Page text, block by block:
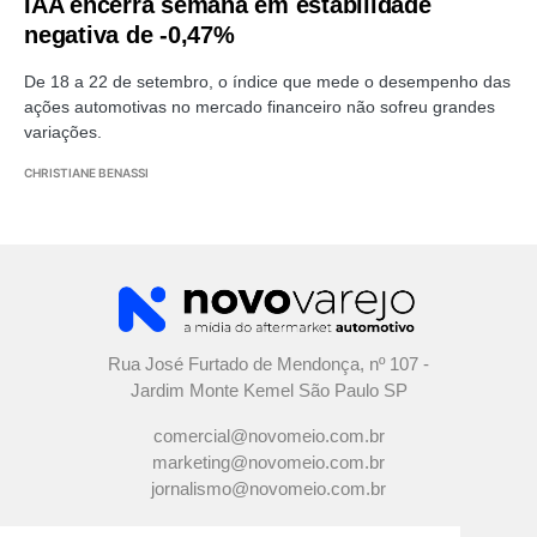
negativa de -0,47%
De 18 a 22 de setembro, o índice que mede o desempenho das
ações automotivas no mercado financeiro não sofreu grandes
variações.
CHRISTIANE BENASSI
Rua José Furtado de Mendonça, nº 107 -
Jardim Monte Kemel São Paulo SP
comercial@novomeio.com.br
marketing@novomeio.com.br
jornalismo@novomeio.com.br